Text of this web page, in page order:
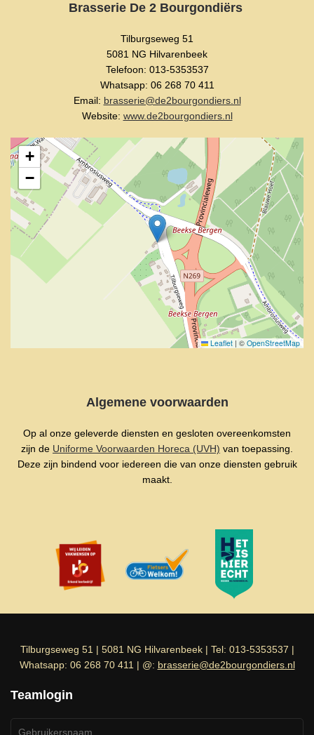
Brasserie De 2 Bourgondiërs
Tilburgseweg 51
5081 NG Hilvarenbeek
Telefoon: 013-5353537
Whatsapp: 06 268 70 411
Email: brasserie@de2bourgondiers.nl
Website: www.de2bourgondiers.nl
+
−
Leaflet | © OpenStreetMap
Algemene voorwaarden
Op al onze geleverde diensten en gesloten overeenkomsten
zijn de Uniforme Voorwaarden Horeca (UVH) van toepassing.
Deze zijn bindend voor iedereen die van onze diensten gebruik
maakt.
Tilburgseweg 51 | 5081 NG Hilvarenbeek | Tel: 013-5353537 |
Whatsapp: 06 268 70 411 | @: brasserie@de2bourgondiers.nl
Teamlogin